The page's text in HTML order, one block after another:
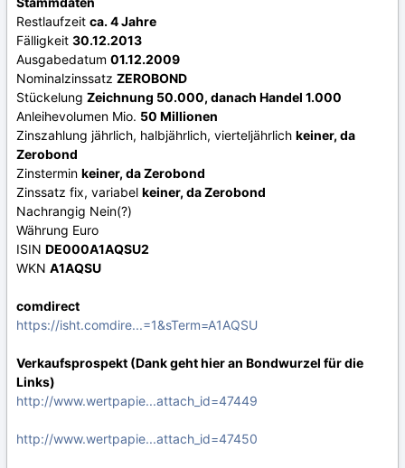
Restlaufzeit ca. 4 Jahre
Fälligkeit 30.12.2013
Ausgabedatum 01.12.2009
Nominalzinssatz ZEROBOND
Stückelung Zeichnung 50.000, danach Handel 1.000
Anleihevolumen Mio. 50 Millionen
Zinszahlung jährlich, halbjährlich, vierteljährlich keiner, da
Zerobond
Zinstermin keiner, da Zerobond
Zinssatz fix, variabel keiner, da Zerobond
Nachrangig Nein(?)
Währung Euro
ISIN DE000A1AQSU2
WKN A1AQSU
comdirect
https://isht.comdire...=1&sTerm=A1AQSU
Verkaufsprospekt (Dank geht hier an Bondwurzel für die
Links)
http://www.wertpapie...attach_id=47449
http://www.wertpapie...attach_id=47450